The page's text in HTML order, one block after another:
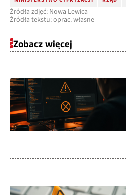
Źródła zdjęć: Nowa Lewica
Źródła tekstu: oprac. własne
Zobacz więcej